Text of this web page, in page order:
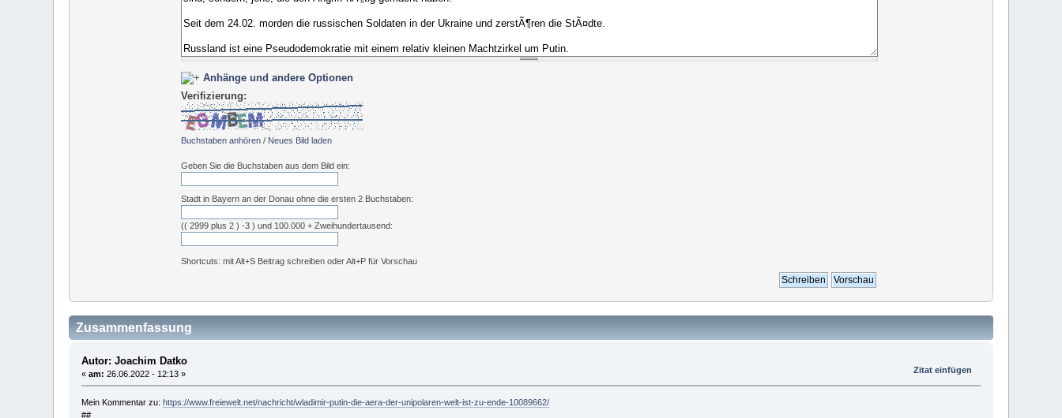
Anhänge und andere Optionen
Verifizierung:
Buchstaben anhören/ Neues Bild laden
Geben Sie die Buchstaben aus dem Bild ein:
Stadt in Bayern an der Donau ohne die ersten 2 Buchstaben:
(( 2999 plus 2 ) -3 ) und 100.000 + Zweihundertausend:
Shortcuts: mit Alt+S Beitrag schreiben oder Alt+P für Vorschau
Zusammenfassung
Autor: Joachim Datko
« am: 26.06.2022 - 12:13 » Zitat einfügen
Mein Kommentar zu: https://www.freiewelt.net/nachricht/wladimir-putin-die-aera-der-unipolaren-welt-ist-zu-ende-10089662/
##